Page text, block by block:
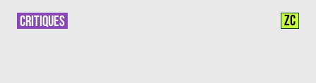
CRITIQUES ZC